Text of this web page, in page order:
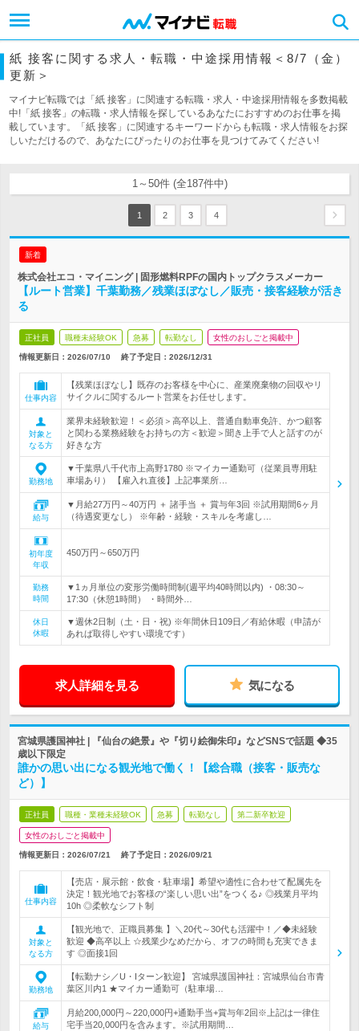
紙 接客に関する求人・転職・中途採用情報＜8/7（金）
更新＞
マイナビ転職では「紙 接客」に関連する転職・求人・中途採用情報を多数掲載
中!「紙 接客」の転職・求人情報を探しているあなたにおすすめのお仕事を掲
載しています。「紙 接客」に関連するキーワードからも転職・求人情報をお探
しいただけるので、あなたにぴったりのお仕事を見つけてみてください!
1～50件 (全187件中)
1 2 3 4
新着
株式会社エコ・マイニング | 固形燃料RPFの国内トップクラスメーカー
【ルート営業】千葉勤務／残業ほぼなし／販売・接客経験が活き
る
正社員 職種未経験OK 急募 転勤なし 女性のおしごと掲載中
情報更新日：2026/07/10 終了予定日： 2026/12/31
仕事内容
【残業ほぼなし】既存のお客様を中心に、産業廃棄物の回収やリ
サイクルに関するルート営業をお任せします。
対象と
なる方
業界未経験歓迎！＜必須＞高卒以上、普通自動車免許、かつ顧客
と関わる業務経験をお持ちの方＜歓迎＞聞き上手で人と話すのが
好きな方
勤務地
▼千葉県八千代市上高野1780 ※マイカー通勤可（従業員専用駐
車場あり） 【雇入れ直後】上記事業所…
給与
▼月給27万円～40万円 ＋ 諸手当 ＋ 賞与年3回 ※試用期間6ヶ月
（待遇変更なし） ※年齢・経験・スキルを考慮し…
初年度
年収
450万円～650万円
勤務
時間
▼1ヵ月単位の変形労働時間制(週平均40時間以内) ・08:30～
17:30（休憩1時間） ・時間外…
休日
休暇
▼週休2日制（土・日・祝) ※年間休日109日／有給休暇（申請が
あれば取得しやすい環境です）
求人詳細を見る 気になる
宮城県護国神社 | 『仙台の絶景』や『切り絵御朱印』などSNSで話題 ◆35
歳以下限定
誰かの思い出になる観光地で働く！【総合職（接客・販売な
ど）】
正社員 職種・業種未経験OK 急募 転勤なし 第二新卒歓迎
女性のおしごと掲載中
情報更新日：2026/07/21 終了予定日： 2026/09/21
仕事内容
【売店・展示館・飲食・駐車場】希望や適性に合わせて配属先を
決定！観光地でお客様の“楽しい思い出”をつくる♪ ◎残業月平均
10h ◎柔軟なシフト制
対象と
なる方
【観光地で、正職員募集 】＼20代～30代も活躍中！／◆未経験
歓迎 ◆高卒以上 ☆残業少なめだから、オフの時間も充実できま
す ◎面接1回
勤務地
【転勤ナシ／U・Iターン歓迎】 宮城県護国神社：宮城県仙台市青
葉区川内1 ★マイカー通勤可（駐車場…
給与
月給200,000円～220,000円+通勤手当+賞与年2回※上記は一律住
宅手当20,000円を含みます。※試用期間…